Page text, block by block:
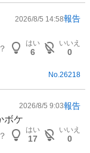
2026/8/5 14:58報告
はい
6
いいえ
0
No.26218
2026/8/5 9:03報告
ボケ
はい
17
いいえ
0